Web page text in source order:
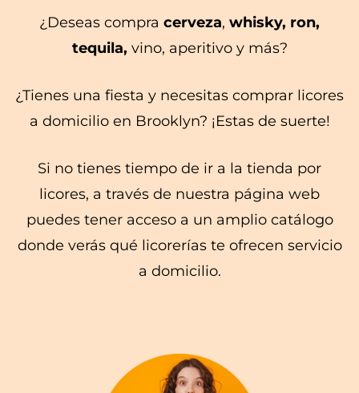
¿Deseas compra cerveza, whisky, ron,
tequila, vino, aperitivo y más?
¿Tienes una fiesta y necesitas comprar licores
a domicilio en Brooklyn? ¡Estas de suerte!
Si no tienes tiempo de ir a la tienda por
licores, a través de nuestra página web
puedes tener acceso a un amplio catálogo
donde verás qué licorerías te ofrecen servicio
a domicilio.